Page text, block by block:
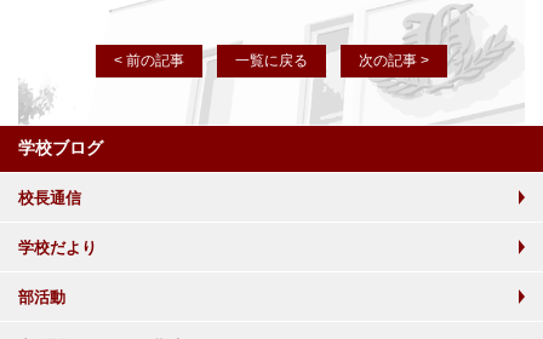
< 前の記事 一覧に戻る 次の記事 >
学校ブログ
校長通信
学校だより
部活動